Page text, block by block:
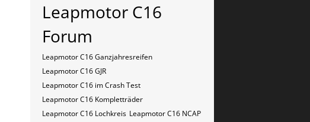
Leapmotor C16
Forum
Leapmotor C16 Ganzjahresreifen
Leapmotor C16 GJR
Leapmotor C16 im Crash Test
Leapmotor C16 Kompletträder
Leapmotor C16 Lochkreis Leapmotor C16 NCAP